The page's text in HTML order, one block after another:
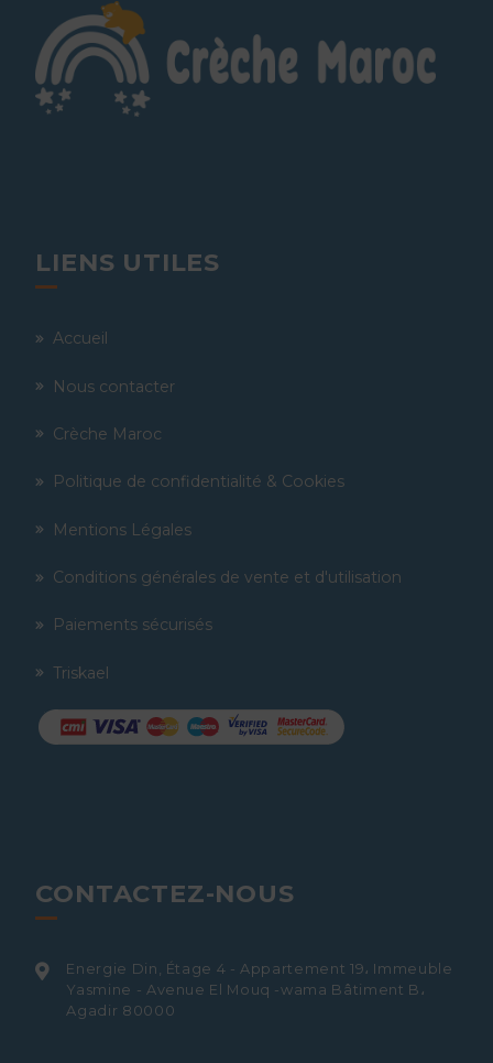
LIENS UTILES
Accueil
Nous contacter
Crèche Maroc
Politique de confidentialité & Cookies
Mentions Légales
Conditions générales de vente et d'utilisation
Paiements sécurisés
Triskael
CONTACTEZ-NOUS
Energie Din, Étage 4 - Appartement 19، Immeuble
Yasmine - Avenue El Mouq -wama Bâtiment B،
Agadir 80000